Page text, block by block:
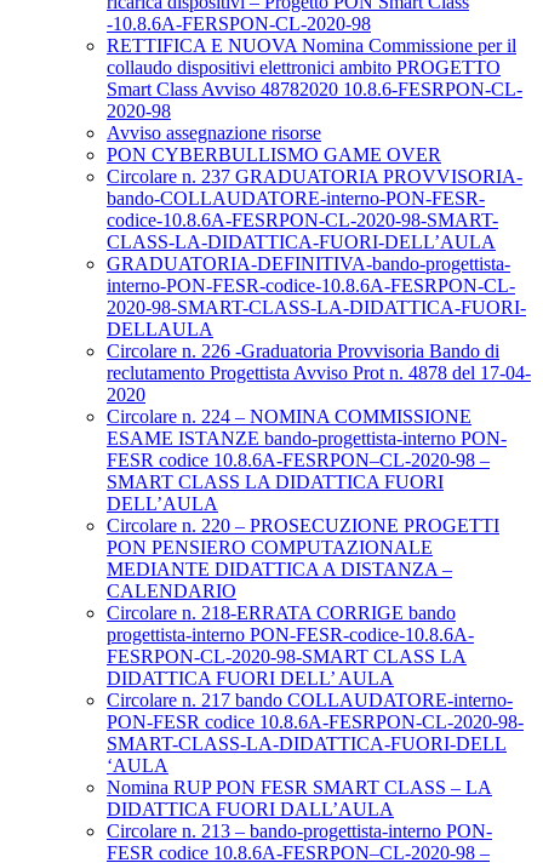
-10.8.6A-FERSPON-CL-2020-98
RETTIFICA E NUOVA Nomina Commissione per il
collaudo dispositivi elettronici ambito PROGETTO
Smart Class Avviso 48782020 10.8.6-FESRPON-CL-
2020-98
Avviso assegnazione risorse
PON CYBERBULLISMO GAME OVER
Circolare n. 237 GRADUATORIA PROVVISORIA-
bando-COLLAUDATORE-interno-PON-FESR-
codice-10.8.6A-FESRPON-CL-2020-98-SMART-
CLASS-LA-DIDATTICA-FUORI-DELL’AULA
GRADUATORIA-DEFINITIVA-bando-progettista-
interno-PON-FESR-codice-10.8.6A-FESRPON-CL-
2020-98-SMART-CLASS-LA-DIDATTICA-FUORI-
DELLAULA
Circolare n. 226 -Graduatoria Provvisoria Bando di
reclutamento Progettista Avviso Prot n. 4878 del 17-04-
2020
Circolare n. 224 – NOMINA COMMISSIONE
ESAME ISTANZE bando-progettista-interno PON-
FESR codice 10.8.6A-FESRPON–CL-2020-98 –
SMART CLASS LA DIDATTICA FUORI
DELL’AULA
Circolare n. 220 – PROSECUZIONE PROGETTI
PON PENSIERO COMPUTAZIONALE
MEDIANTE DIDATTICA A DISTANZA –
CALENDARIO
Circolare n. 218-ERRATA CORRIGE bando
progettista-interno PON-FESR-codice-10.8.6A-
FESRPON-CL-2020-98-SMART CLASS LA
DIDATTICA FUORI DELL’ AULA
Circolare n. 217 bando COLLAUDATORE-interno-
PON-FESR codice 10.8.6A-FESRPON-CL-2020-98-
SMART-CLASS-LA-DIDATTICA-FUORI-DELL
‘AULA
Nomina RUP PON FESR SMART CLASS – LA
DIDATTICA FUORI DALL’AULA
Circolare n. 213 – bando-progettista-interno PON-
FESR codice 10.8.6A-FESRPON–CL-2020-98 –